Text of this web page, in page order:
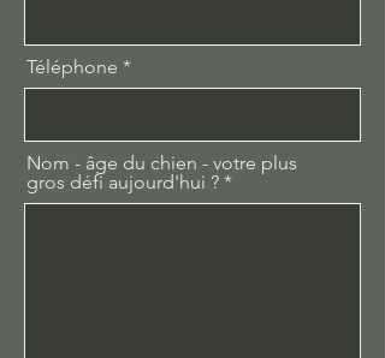
Téléphone
Nom - âge du chien - votre plus
gros défi aujourd'hui ?